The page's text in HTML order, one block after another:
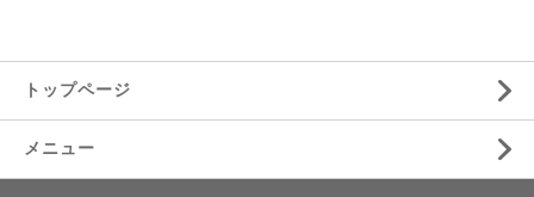
トップページ
メニュー